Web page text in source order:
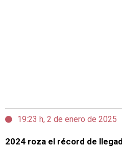
19:23 h, 2 de enero de 2025
2024 roza el récord de